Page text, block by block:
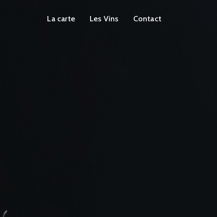
La carte Les Vins Contact